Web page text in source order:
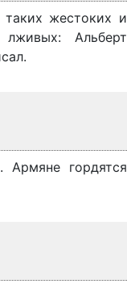
жестоких и
Альберт
гордятся